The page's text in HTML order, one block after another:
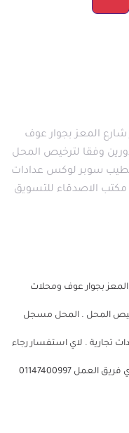
شارع المعز بجوار عوف
متر متاح بناء دورين وفقا لترخيص المحل
سوبر لوكس عدادات
مكتب الاصدقاء للتسويق
المعز بجوار عوف ومحلات
وفقا لترخيص المحل . المحل مسجل
تجارية . لاي استفسار رجاء
01147400997